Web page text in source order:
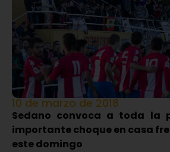
10 de marzo de 2018
Sedano convoca a toda la
importante choque en casa
este domingo